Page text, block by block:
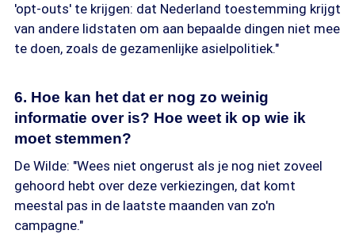
'opt-outs' te krijgen: dat Nederland toestemming krijgt
van andere lidstaten om aan bepaalde dingen niet mee
te doen, zoals de gezamenlijke asielpolitiek."
6. Hoe kan het dat er nog zo weinig
informatie over is? Hoe weet ik op wie ik
moet stemmen?
De Wilde: "Wees niet ongerust als je nog niet zoveel
gehoord hebt over deze verkiezingen, dat komt
meestal pas in de laatste maanden van zo'n
campagne."